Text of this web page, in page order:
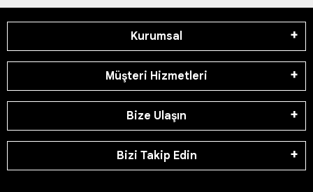
Kurumsal
Müşteri Hizmetleri
Bize Ulaşın
Bizi Takip Edin